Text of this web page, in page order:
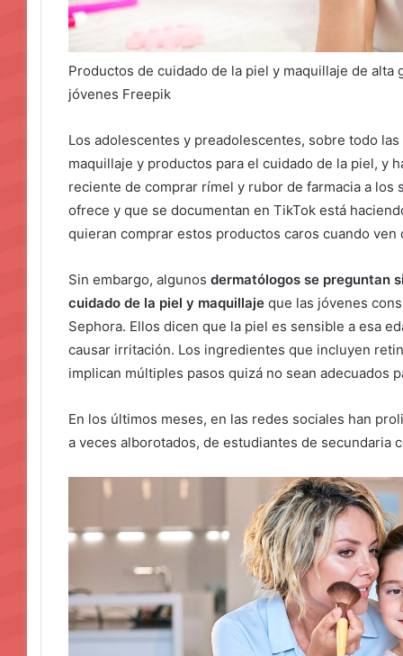
Productos de cuidado de la piel y maquillaje de
jóvenes Freepik
Los adolescentes y preadolescentes, sobre todo
maquillaje y productos para el cuidado de la piel, y
reciente de comprar rímel y rubor de farmacia a los
ofrece y que se documentan en TikTok está
quieran comprar estos productos caros cuando ven
Sin embargo, algunos dermatólogos se preguntan
cuidado de la piel y maquillaje que las jóvenes
Sephora. Ellos dicen que la piel es sensible a esa
causar irritación. Los ingredientes que incluyen
implican múltiples pasos quizá no sean adecuados
En los últimos meses, en las redes sociales han
a veces alborotados, de estudiantes de secundaria